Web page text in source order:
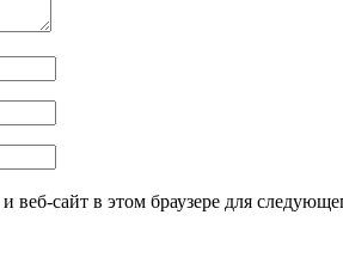
сайт в этом браузере для